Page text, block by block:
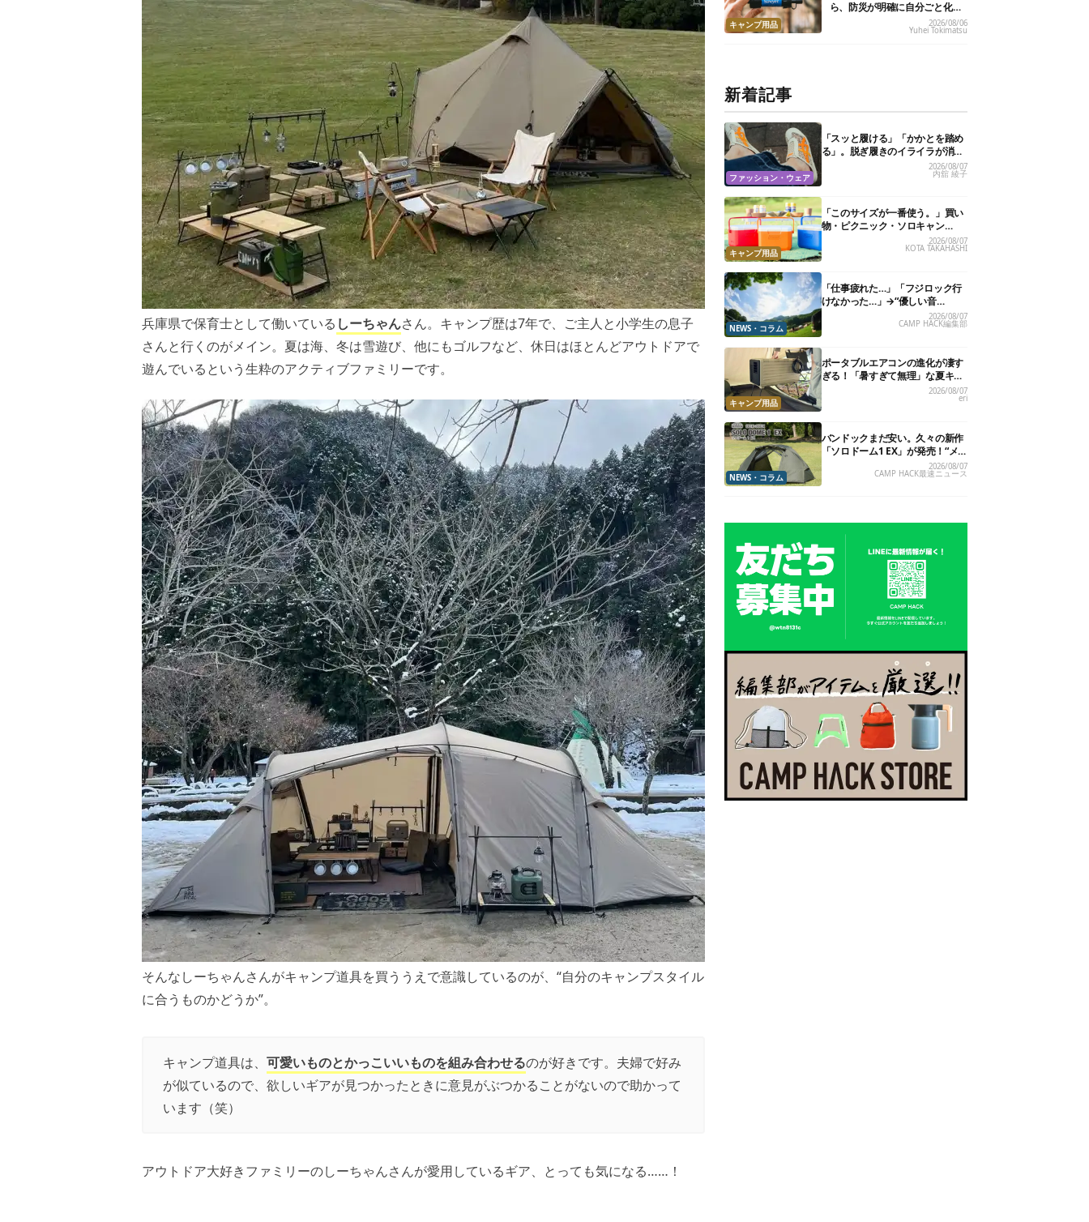
兵庫県で保育士として働いている しーちゃんさん。キャンプ歴は7年で、ご主人と小学生の息子
さんと行くのがメイン。夏は海、冬は雪遊び、他にもゴルフなど、休日はほとんどアウトドアで
遊んでいるという生粋のアクティブファミリーです。
そんなしーちゃんさんがキャンプ道具を買ううえで意識しているのが、“自分のキャンプスタイル
に合うものかどうか”。
キャンプ道具は、 可愛いものとかっこいいものを組み合わせるのが好きです。夫婦で好み
が似ているので、欲しいギアが見つかったときに意見がぶつかることがないので助かって
います（笑）
アウトドア大好きファミリーのしーちゃんさんが愛用しているギア、とっても気になる……！
キャンプ用品
ら、防災が明確に自分ごと化し
2026/08/06
Yuhei Tokimatsu
新着記事
ファッション・ウェア
「スッと履ける」「かかとを踏め
る」。脱ぎ履きのイライラが消え
る快適“スニーカーサンダル”6選
2026/08/07
内舘 綾子
キャンプ用品
「このサイズが一番使う。」買い
物・ピクニック・ソロキャン
に“ちょうどいい”小型クーラーボ
ックス13選
2026/08/07
KOTA TAKAHASHI
NEWS・コラム
「仕事疲れた…」「フジロック行
けなかった…」→“優しい音
楽”と“大きな自然”で治癒。まだ間
に合います。
2026/08/07
CAMP HACK編集部
キャンプ用品
ポータブルエアコンの進化が凄す
ぎる！「暑すぎて無理」な夏キャ
ンプを激変させる最新5選2026/08/07
eri
NEWS・コラム
バンドックまだ安い。久々の新作
「ソロドーム1 EX」が発売！“メ
ッシュインナー”だけでも使える
よ【防災も◎】
2026/08/07
CAMP HACK最速ニュース